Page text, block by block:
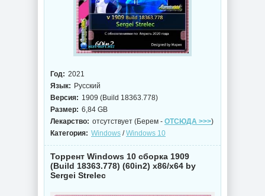
Год: 2021
Язык: Русский
Версия: 1909 (Build 18363.778)
Размер: 6,84 GB
Лекарство: отсутствует (Берем - ОТСЮДА >>>)
Категория: Windows /Windows 10
Торрент Windows 10 сборка 1909
(Build 18363.778) (60in2) x86/x64 by
Sergei Strelec